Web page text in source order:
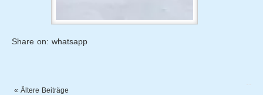
Share on: whatsapp
« Ältere Beiträge